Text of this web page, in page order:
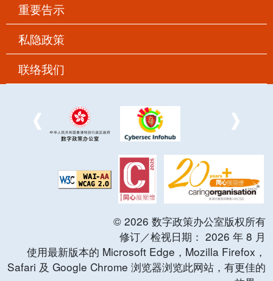
重要告示
私隐政策
联络我们
© 2026 数字政策办公室版权所有
修订／检视日期： 2026 年 8 月
使用最新版本的 Microsoft Edge，Mozilla Firefox，
Safari 及 Google Chrome 浏览器浏览此网站，有更佳的